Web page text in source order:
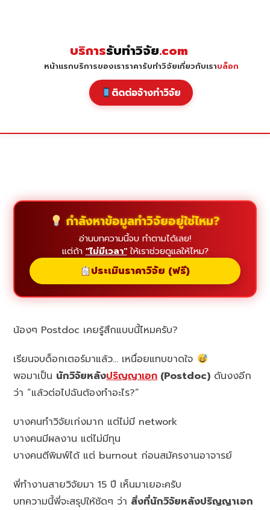
บริการรับทำวิจัย.com
หน้าแรกบริการของเราราคารับทำวิจัยเกี่ยวกับเราบล็อก
ติดต่อจ้างทำวิจัย
กำลังหาข้อมูลทำวิจัยอยู่ใช่ไหม?
อ่านบทความนี้จบ ทำตามได้เลย!
แต่ถ้า "ไม่มีเวลา"ให้เราช่วยดูแลให้ไหม?
ประเมินราคาวิจัย (ฟรี)
น้องๆ Postdoc เคยรู้สึกแบบนี้ไหมครับ?
เรียนจบด็อกเตอร์มาแล้ว… เหนื่อยแทบขาดใจ
พอมาเป็น นักวิจัยหลังปริญญาเอก(Postdoc) ดันงงอีก
ว่า “แล้วต่อไปฉันต้องทำอะไร?”
บางคนทำวิจัยเก่งมาก แต่ไม่มี network
บางคนมีผลงาน แต่ไม่มีทุน
บางคนตีพิมพ์ได้ แต่ burnout ก่อนสมัครงานอาจารย์
พี่ทำงานสายวิจัยมา 15 ปี เห็นมาเยอะครับ
บทความนี้พี่จะสรุปให้ชัดๆ ว่า สิ่งที่นักวิจัยหลังปริญญาเอก